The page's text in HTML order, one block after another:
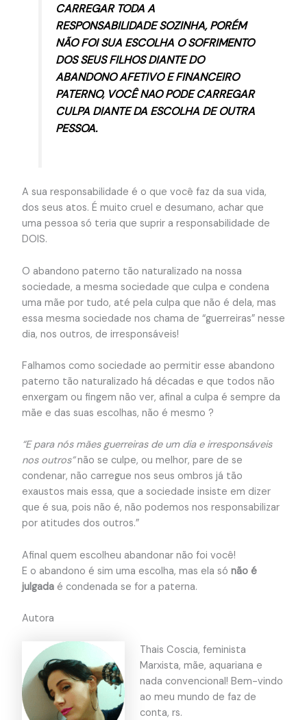
CARREGAR TODA A
RESPONSABILIDADE SOZINHA, PORÉM
NÃO FOI SUA ESCOLHA O SOFRIMENTO
DOS SEUS FILHOS DIANTE DO
ABANDONO AFETIVO E FINANCEIRO
PATERNO, VOCÊ NAO PODE CARREGAR
CULPA DIANTE DA ESCOLHA DE OUTRA
PESSOA.
A sua responsabilidade é o que você faz da sua vida,
dos seus atos. É muito cruel e desumano, achar que
uma pessoa só teria que suprir a responsabilidade de
DOIS.
O abandono paterno tão naturalizado na nossa
sociedade, a mesma sociedade que culpa e condena
uma mãe por tudo, até pela culpa que não é dela, mas
essa mesma sociedade nos chama de “guerreiras” nesse
dia, nos outros, de irresponsáveis!
Falhamos como sociedade ao permitir esse abandono
paterno tão naturalizado há décadas e que todos não
enxergam ou fingem não ver, afinal a culpa é sempre da
mãe e das suas escolhas, não é mesmo ?
“E para nós mães guerreiras de um dia e irresponsáveis
nos outros”não se culpe, ou melhor, pare de se
condenar, não carregue nos seus ombros já tão
exaustos mais essa, que a sociedade insiste em dizer
que é sua, pois não é, não podemos nos responsabilizar
por atitudes dos outros.”
Afinal quem escolheu abandonar não foi você!
E o abandono é sim uma escolha, mas ela só não é
julgadaé condenada se for a paterna.
Autora
Thais Coscia, feminista
Marxista, mãe, aquariana e
nada convencional! Bem-vindo
ao meu mundo de faz de
conta, rs.